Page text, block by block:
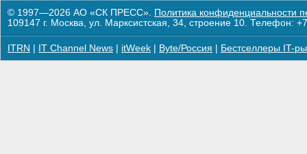
© 1997—2026 АО «СК ПРЕСС». Политика конфиденциальности
109147 г. Москва, ул. Марксистская, 34, строение 10. Телефон:
ITRN IT Channel News itWeek Byte/Россия Бестселлеры IT-